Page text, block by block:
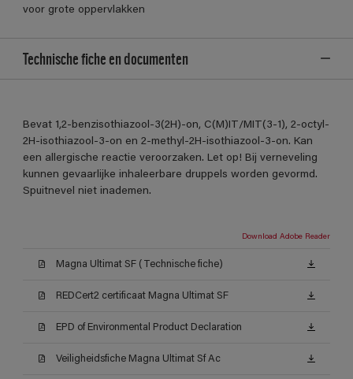
voor grote oppervlakken
Technische fiche en documenten
Bevat 1,2-benzisothiazool-3(2H)-on, C(M)IT/MIT(3-1), 2-octyl-
2H-isothiazool-3-on en 2-methyl-2H-isothiazool-3-on. Kan
een allergische reactie veroorzaken. Let op! Bij verneveling
kunnen gevaarlijke inhaleerbare druppels worden gevormd.
Spuitnevel niet inademen.
Download Adobe Reader
Magna Ultimat SF (Technische fiche)
REDCert2 certificaat Magna Ultimat SF
EPD of Environmental Product Declaration
Veiligheidsfiche Magna Ultimat Sf Ac